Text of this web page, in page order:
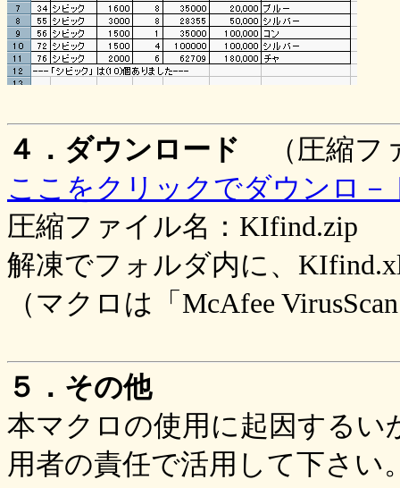
４．ダウンロード （圧縮フ
ここをクリックでダウンロ－
圧縮ファイル名：KIfind.zip
解凍でフォルダ内に、
（マクロは「McAfee
５．その他
本マクロの使用に起因する
用者の責任で活用して下さい